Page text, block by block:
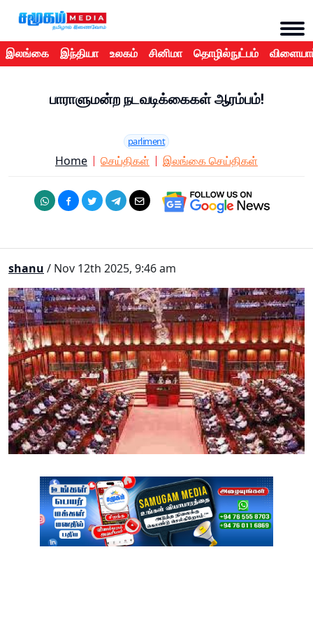
இலங்கை இந்தியா உலகம் சினிமா தொழில்நுட்பம்
பாராளுமன்ற நடவடிக்கைகள் ஆரம்பம்!
parliment
Home செய்திகள் இலங்கை செய்திகள்
shanu / Nov 12th 2025, 9:46 am